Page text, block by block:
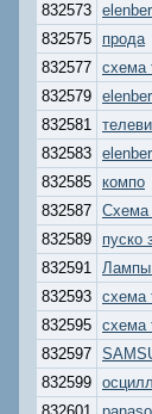
832573
832575
прода
832577 схема
832579
832581
832583
832585 компо
832587
832589
пуско
832591 Лампы
832593 схема
832595 схема
832597
832599